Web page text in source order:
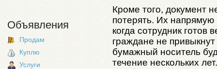
Объявления
Продам
Куплю
Услуги
Кроме того, документ
потерять. Их напрямую
когда сотрудник готов
граждане не
бумажный носитель
течение нескольких лет.